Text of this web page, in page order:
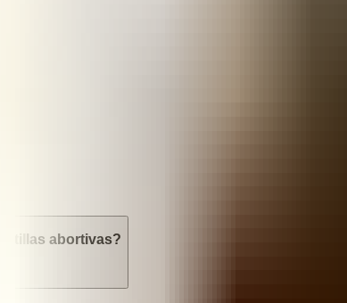
abortivas?